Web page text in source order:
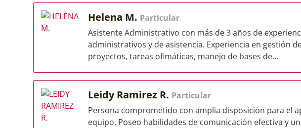
Helena M. Particular
Asistente Administrativo con más de 3 años de
administrativos y de asistencia. Experiencia en gestión
proyectos, tareas ofimáticas, manejo de bases de...
Leidy Ramirez R. Particular
Persona comprometido con amplia disposición para el
equipo. Poseo habilidades de comunicación efectiva y